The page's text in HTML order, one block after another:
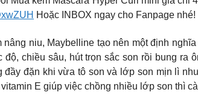
Hoặc INBOX ngay cho Fanpage nhé!
niu, Maybelline tạo nên một định
độ, chiều sâu, hút trọn sắc son rồi bung
đặn khi vừa tô son và lớp son mịn lì
E giúp việc chồng nhiều lớp son thì